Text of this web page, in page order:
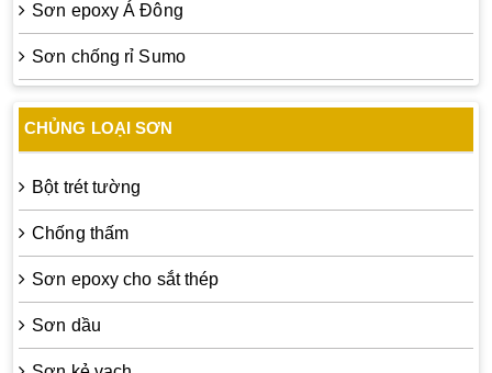
Sơn epoxy Á Đông
Sơn chống rỉ Sumo
CHỦNG LOẠI SƠN
Bột trét tường
Chống thấm
Sơn epoxy cho sắt thép
Sơn dầu